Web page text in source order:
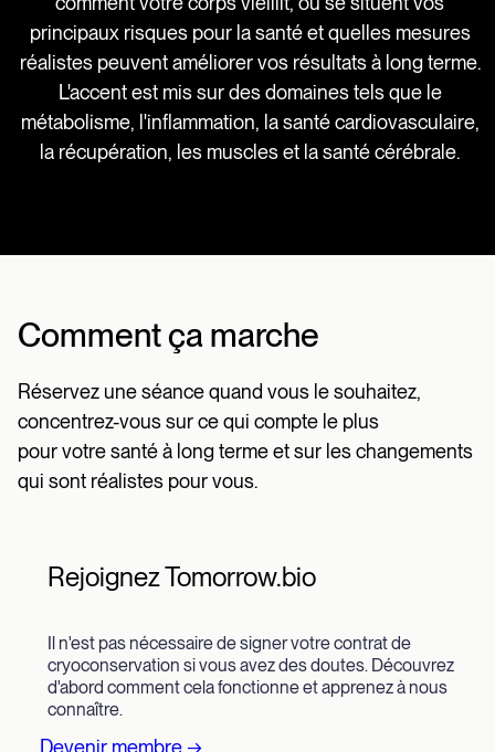
principaux risques pour la santé et quelles mesures
réalistes peuvent améliorer vos résultats à long terme.
L'accent est mis sur des domaines tels que le
métabolisme, l'inflammation, la santé cardiovasculaire,
la récupération, les muscles et la santé cérébrale.
Comment ça marche
Réservez une séance quand vous le souhaitez,
concentrez-vous sur ce qui compte le plus
pour votre santé à long terme et sur les changements
qui sont réalistes pour vous.
Rejoignez Tomorrow.bio
Il n'est pas nécessaire de signer votre contrat de
cryoconservation si vous avez des doutes. Découvrez
d'abord comment cela fonctionne et apprenez à nous
connaître.
Devenir membre →